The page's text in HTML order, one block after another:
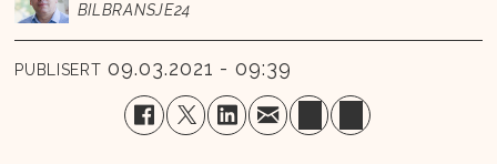
BILBRANSJE24
PUBLISERT 09.03.2021 - 09:39